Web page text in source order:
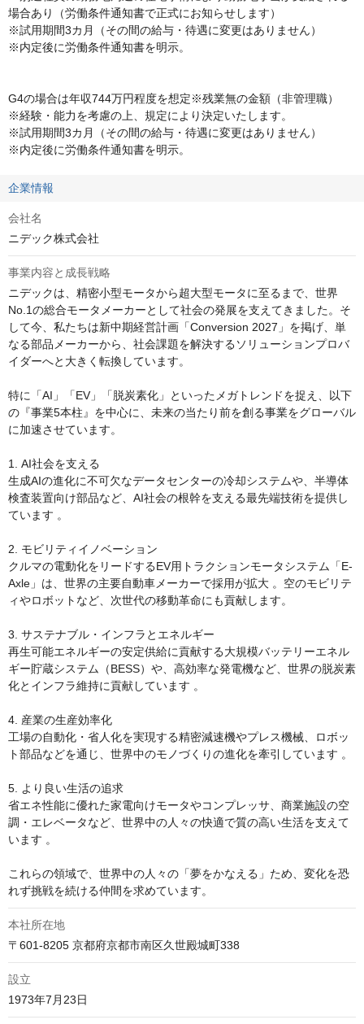
場合あり（労働条件通知書で正式にお知らせします）
※試用期間3カ月（その間の給与・待遇に変更はありません）
※内定後に労働条件通知書を明示。
G4の場合は年収744万円程度を想定※残業無の金額（非管理職）
※経験・能力を考慮の上、規定により決定いたします。
※試用期間3カ月（その間の給与・待遇に変更はありません）
※内定後に労働条件通知書を明示。
企業情報
会社名
ニデック株式会社
事業内容と成長戦略
ニデックは、精密小型モータから超大型モータに至るまで、世界
No.1の総合モータメーカーとして社会の発展を支えてきました。そ
して今、私たちは新中期経営計画「Conversion 2027」を掲げ、単
なる部品メーカーから、社会課題を解決するソリューションプロバ
イダーへと大きく転換しています。
特に「AI」「EV」「脱炭素化」といったメガトレンドを捉え、以下
の『事業5本柱』を中心に、未来の当たり前を創る事業をグローバル
に加速させています。
1. AI社会を支える
生成AIの進化に不可欠なデータセンターの冷却システムや、半導体
検査装置向け部品など、AI社会の根幹を支える最先端技術を提供し
ています 。
2. モビリティイノベーション
クルマの電動化をリードするEV用トラクションモータシステム「E-
Axle」は、世界の主要自動車メーカーで採用が拡大 。空のモビリテ
ィやロボットなど、次世代の移動革命にも貢献します。
3. サステナブル・インフラとエネルギー
再生可能エネルギーの安定供給に貢献する大規模バッテリーエネル
ギー貯蔵システム（BESS）や、高効率な発電機など、世界の脱炭素
化とインフラ維持に貢献しています 。
4. 産業の生産効率化
工場の自動化・省人化を実現する精密減速機やプレス機械、ロボッ
ト部品などを通じ、世界中のモノづくりの進化を牽引しています 。
5. より良い生活の追求
省エネ性能に優れた家電向けモータやコンプレッサ、商業施設の空
調・エレベータなど、世界中の人々の快適で質の高い生活を支えて
います 。
これらの領域で、世界中の人々の「夢をかなえる」ため、変化を恐
れず挑戦を続ける仲間を求めています。
本社所在地
〒601-8205 京都府京都市南区久世殿城町338
設立
1973年7月23日